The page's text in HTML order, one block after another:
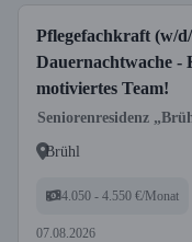
Pflegefachkraft (w/
Dauernachtwache -
motiviertes Team!
Seniorenresidenz
Brühl
4.050 - 4.550 €/Monat
07.08.2026